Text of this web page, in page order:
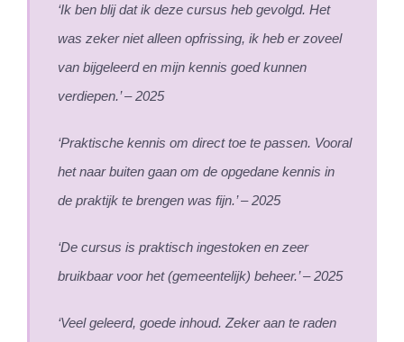
‘Ik ben blij dat ik deze cursus heb gevolgd. Het
was zeker niet alleen opfrissing, ik heb er zoveel
van bijgeleerd en mijn kennis goed kunnen
verdiepen.’ – 2025
‘Praktische kennis om direct toe te passen. Vooral
het naar buiten gaan om de opgedane kennis in
de praktijk te brengen was fijn.’ – 2025
‘De cursus is praktisch ingestoken en zeer
bruikbaar voor het (gemeentelijk) beheer.’ – 2025
‘Veel geleerd, goede inhoud. Zeker aan te raden